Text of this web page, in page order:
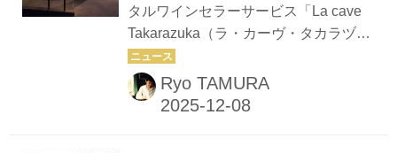
ンタルワインセラーサービ
ス 「La cave Takarazuka」
全容を公開！
タルワインセラーサービス「La cave
Takarazuka（ラ・カーヴ・タカラヅ
カ）」の全貌を3回にわたって紹介し
ていくウェブ連載。プロジェクトの発
端と経緯を追った第1回に続く今回
Ryo TAMURA